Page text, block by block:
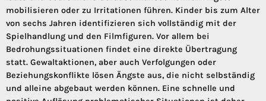
mobilisieren oder zu Irritationen führen. Kinder bis zum Alter
von sechs Jahren identifizieren sich vollständig mit der
Spielhandlung und den Filmfiguren. Vor allem bei
Bedrohungssituationen findet eine direkte Übertragung
statt. Gewaltaktionen, aber auch Verfolgungen oder
Beziehungskonflikte lösen Ängste aus, die nicht selbständig
und alleine abgebaut werden können. Eine schnelle und